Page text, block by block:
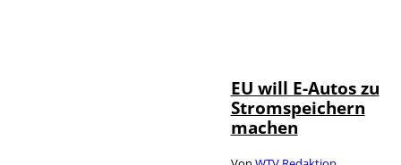
EU will E-Autos zu
Stromspeichern
machen